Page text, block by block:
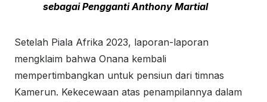
sebagai Pengganti Anthony Martial
Setelah Piala Afrika 2023, laporan-laporan
mengklaim bahwa Onana kembali
mempertimbangkan untuk pensiun dari timnas
Kamerun. Kekecewaan atas penampilannya dalam